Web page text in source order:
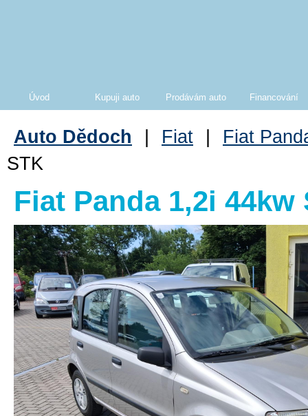
Auto Dědoch Fiat
Fiat
STK
Fiat Panda 1,2i 44kw
Úvod Kupuji auto Prodávám auto Financování